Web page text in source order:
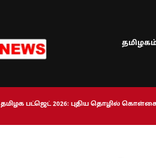
தமிழக பட்ஜெட் 2026: புதிய தொழில்